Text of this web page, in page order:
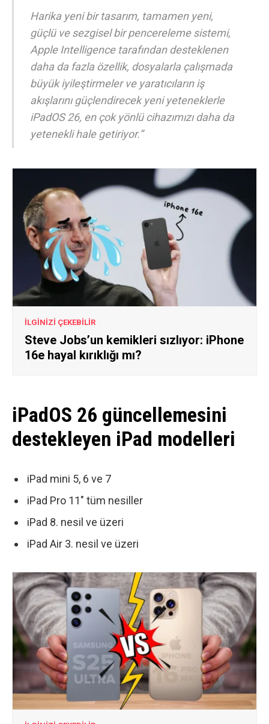
Harika yeni bir tasarım, tamamen yeni,
güçlü ve sezgisel bir pencereleme sistemi,
Apple Intelligence tarafından desteklenen
daha da fazla özellik, dosyalarla çalışmada
büyük iyileştirmeler ve yaratıcıların iş
akışlarını güçlendirecek yeni yeteneklerle
iPadOS 26, en çok yönlü cihazımızı daha da
yetenekli hale getiriyor.”
İLGİNİZİ ÇEKEBİLİR
Steve Jobs’un kemikleri sızlıyor: iPhone
16e hayal kırıklığı mı?
iPadOS 26 güncellemesini
destekleyen iPad modelleri
iPad mini 5, 6 ve 7
iPad Pro 11″ tüm nesiller
iPad 8. nesil ve üzeri
iPad Air 3. nesil ve üzeri